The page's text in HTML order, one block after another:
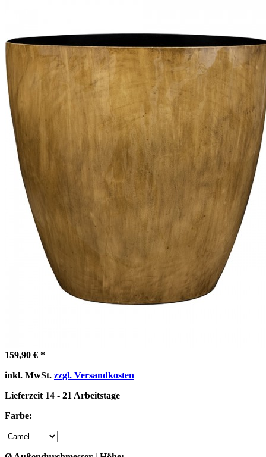
159,90 € *
inkl. MwSt. zzgl. Versandkosten
Lieferzeit 14 - 21 Arbeitstage
Farbe: